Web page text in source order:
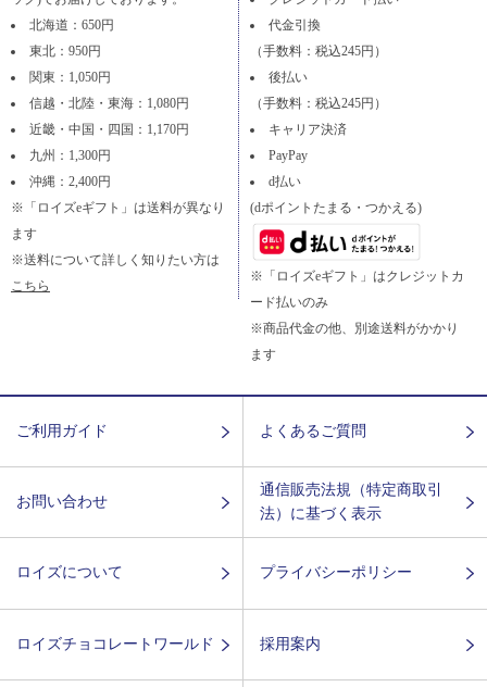
北海道：650円
東北：950円
関東：1,050円
信越・北陸・東海：1,080円
近畿・中国・四国：1,170円
九州：1,300円
沖縄：2,400円
※「ロイズeギフト」は送料が異なり
ます
※送料について詳しく知りたい方は
こちら
代金引換
（手数料：税込245円）
後払い
（手数料：税込245円）
キャリア決済
PayPay
d払い
(dポイントたまる・つかえる)
※「ロイズeギフト」はクレジットカ
ード払いのみ
※商品代金の他、別途送料がかかり
ます
ご利用ガイド よくあるご質問
お問い合わせ
通信販売法規（特定商取引
法）に基づく表示
ロイズについて プライバシーポリシー
ロイズチョコレートワールド 採用案内